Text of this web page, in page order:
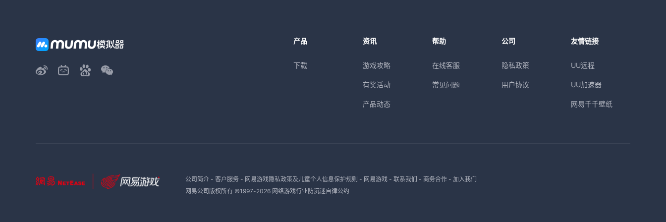
产品
下载
资讯
游戏攻略
有奖活动
产品动态
帮助
在线客服
常见问题
公司
隐私政策
用户协议
友情链接
UU远程
UU加速器
网易千千壁纸
公司简介- 客户服务- 网易游戏隐私政策及儿童个人信息保护规则 - 网易游戏- 联系我们 - 商务合作- 加入我们
网易公司版权所有 ©1997-2026 网络游戏行业防沉迷自律公约